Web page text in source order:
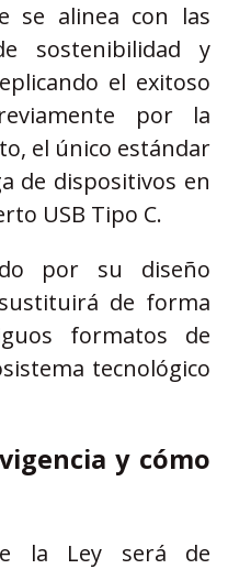
se alinea con las
sostenibilidad y
el exitoso
por la
el único estándar
de dispositivos en
USB Tipo C.
por su diseño
de forma
formatos de
tecnológico
y cómo
la Ley será de